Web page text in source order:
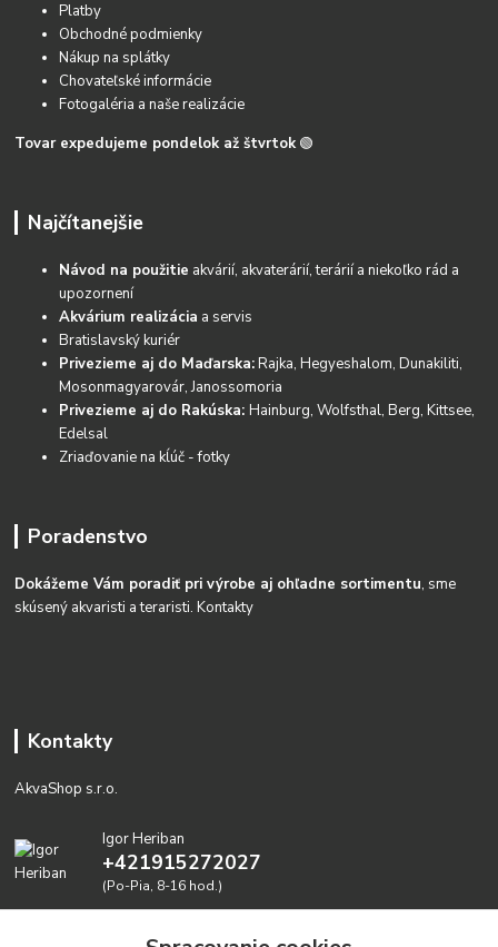
Platby
Obchodné podmienky
Nákup na splátky
Chovateľské informácie
Fotogaléria a naše realizácie
Tovar expedujeme pondelok až štvrtok 🟢
Najčítanejšie
Návod na použitie akvárií, akvaterárií, terárií a niekoľko rád a
upozornení
Akvárium realizácia a servis
Bratislavský kuriér
Privezieme aj do Maďarska:Rajka, Hegyeshalom, Dunakiliti,
Mosonmagyarovár, Janossomoria
Privezieme aj do Rakúska:Hainburg, Wolfsthal, Berg, Kittsee,
Edelsal
Zriaďovanie na kĺúč - fotky
Poradenstvo
Dokážeme Vám poradiť pri výrobe aj ohľadne sortimentu, sme
skúsený akvaristi a teraristi.Kontakty
Kontakty
AkvaShop s.r.o.
Igor Heriban
+421915272027
(Po-Pia, 8-16 hod.)